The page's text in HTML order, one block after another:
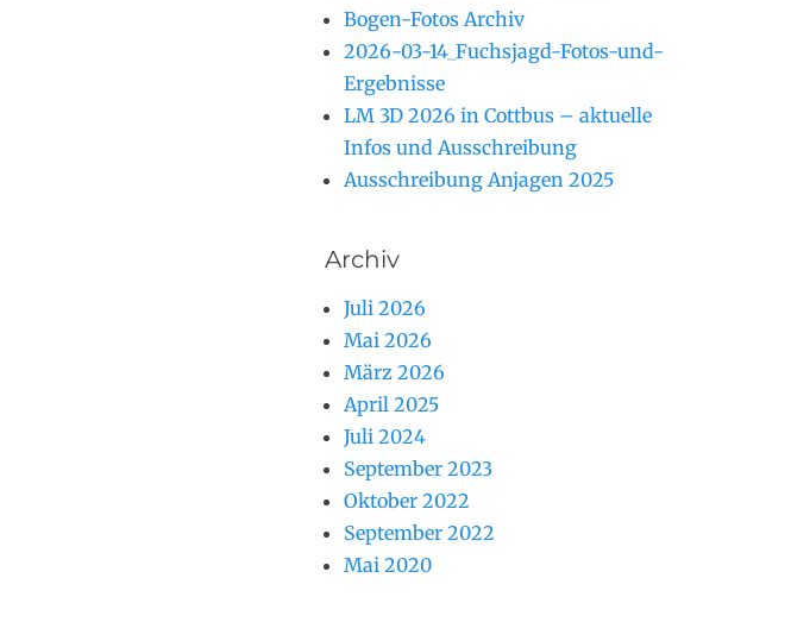
Bogen-Fotos Archiv
2026-03-14_Fuchsjagd-Fotos-und-
Ergebnisse
LM 3D 2026 in Cottbus – aktuelle
Infos und Ausschreibung
Ausschreibung Anjagen 2025
Archiv
Juli 2026
Mai 2026
März 2026
April 2025
Juli 2024
September 2023
Oktober 2022
September 2022
Mai 2020